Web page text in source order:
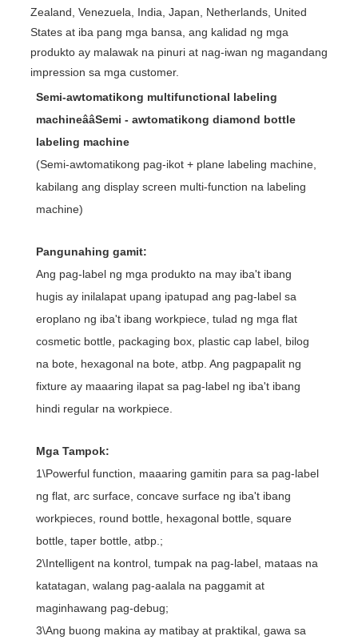
Zealand, Venezuela, India, Japan, Netherlands, United
States at iba pang mga bansa, ang kalidad ng mga
produkto ay malawak na pinuri at nag-iwan ng magandang
impression sa mga customer.
Semi-awtomatikong multifunctional labeling
machineââSemi - awtomatikong diamond bottle
labeling machine
(Semi-awtomatikong pag-ikot + plane labeling machine,
kabilang ang display screen multi-function na labeling
machine)
Pangunahing gamit:
Ang pag-label ng mga produkto na may iba't ibang
hugis ay inilalapat upang ipatupad ang pag-label sa
eroplano ng iba't ibang workpiece, tulad ng mga flat
cosmetic bottle, packaging box, plastic cap label, bilog
na bote, hexagonal na bote, atbp. Ang pagpapalit ng
fixture ay maaaring ilapat sa pag-label ng iba't ibang
hindi regular na workpiece.
Mga Tampok:
1\Powerful function, maaaring gamitin para sa pag-label
ng flat, arc surface, concave surface ng iba't ibang
workpieces, round bottle, hexagonal bottle, square
bottle, taper bottle, atbp.;
2\Intelligent na kontrol, tumpak na pag-label, mataas na
katatagan, walang pag-aalala na paggamit at
maginhawang pag-debug;
3\Ang buong makina ay matibay at praktikal, gawa sa